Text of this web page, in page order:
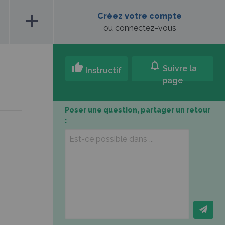
add
Créez votre compte
ou connectez-vous
thumb_up Instructif notifications Suivre la
page
Poser une question, partager un retour
: